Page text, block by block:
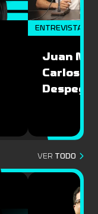
ENTREVISTAS
Juan
Carlos
VER TODO